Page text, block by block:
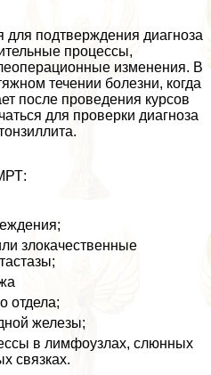
для подтверждения диагноза
процессы,
изменения. В
течении болезни, когда
после проведения курсов
для проверки диагноза
злокачественные
отдела;
железы;
в лимфоузлах, слюнных
связках.